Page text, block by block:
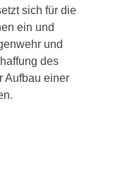
sich für die
ein und
und
des
Aufbau einer